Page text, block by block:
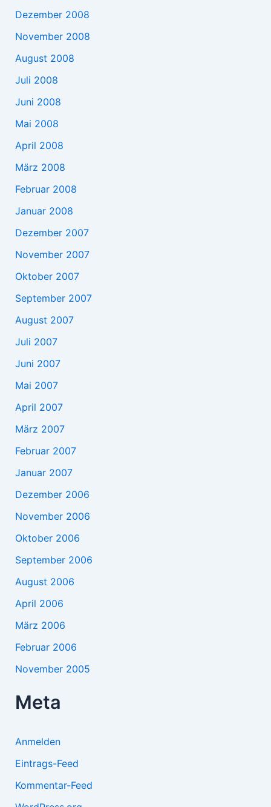
Dezember 2008
November 2008
August 2008
Juli 2008
Juni 2008
Mai 2008
April 2008
März 2008
Februar 2008
Januar 2008
Dezember 2007
November 2007
Oktober 2007
September 2007
August 2007
Juli 2007
Juni 2007
Mai 2007
April 2007
März 2007
Februar 2007
Januar 2007
Dezember 2006
November 2006
Oktober 2006
September 2006
August 2006
April 2006
März 2006
Februar 2006
November 2005
Meta
Anmelden
Eintrags-Feed
Kommentar-Feed